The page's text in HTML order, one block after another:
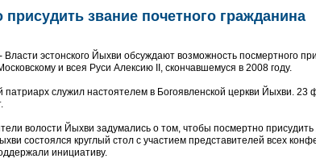
звание почетного гражданина
эстонского Йыхви обсуждают возможность посмертного
и всея Руси Алексию II, скончавшемуся в 2008 году.
служил настоятелем в Богоявленской церкви Йыхви. 23
волости Йыхви задумались о том, чтобы посмертно присудить
состоялся круглый стол с участием представителей всех
инициативу.